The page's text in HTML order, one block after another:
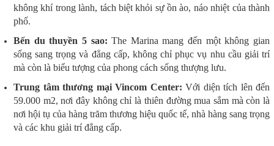
không khí trong lành, tách biệt khỏi sự ồn ào, náo nhiệt của thành
phố.
Bến du thuyền 5 sao: The Marina mang đến một không gian
sống sang trọng và đẳng cấp, không chỉ phục vụ nhu cầu giải trí
mà còn là biểu tượng của phong cách sống thượng lưu.
Trung tâm thương mại Vincom Center: Với diện tích lên đến
59.000 m2, nơi đây không chỉ là thiên đường mua sắm mà còn là
nơi hội tụ của hàng trăm thương hiệu quốc tế, nhà hàng sang trọng
và các khu giải trí đẳng cấp.